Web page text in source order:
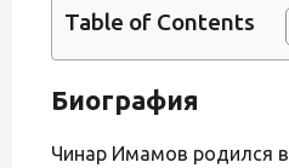
Table of Contents
Биография
Чинар Имамов родился в